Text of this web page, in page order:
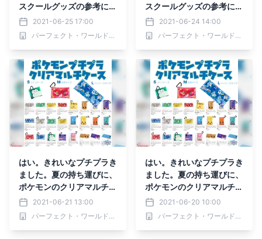
スクールグッズの参考にし
てくださいね！
2021-06-25 17:00
パーフェクト・ワールド株式会社
スクールグッズの参考にし
てくださいね！
2021-06-24 14:00
パーフェクト・ワールド株式会社
はい。きれいなプチプラき
ました。夏の持ち運びに、
ポケモンのクリアマルチケ
ースは３サイズ展開。
2021-06-21 13:00
パーフェクト・ワールド株式会社
はい。きれいなプチプラき
ました。夏の持ち運びに、
ポケモンのクリアマルチケ
ースは３サイズ展開。
2021-06-20 10:00
パーフェクト・ワールド株式会社